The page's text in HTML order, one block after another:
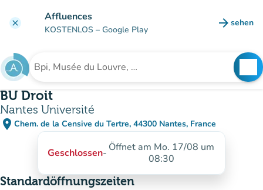
clear Affluences
KOSTENLOS – Google Play arrow_forward sehen
(new
Suche nach einer Einrichtung
BU Droit
Nantes Université
place Chem. de la Censive du Tertre, 44300 Nantes, France
(in Google Maps öffnen)
(new tab)
Geschlossen- Öffnet am Mo. 17/08 um
08:30
Standardöffnungszeiten